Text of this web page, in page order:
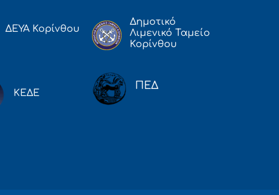
ΔΕΥΑ Κορίνθου
Δημοτικό
Λιμενικό Ταμείο
Κορίνθου
ΚΕΔΕ
ΠΕΔ